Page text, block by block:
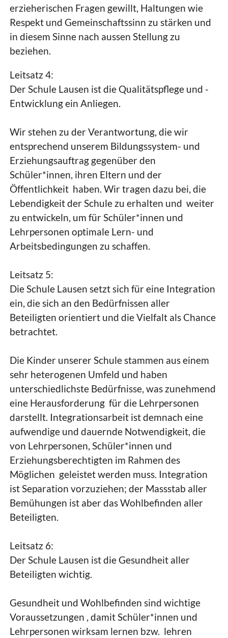
erzieherischen Fragen gewillt, Haltungen wie
Respekt und Gemeinschaftssinn zu stärken und
in diesem Sinne nach aussen Stellung zu
beziehen.
Leitsatz 4:
Der Schule Lausen ist die Qualitätspflege und -
Entwicklung ein Anliegen.
Wir stehen zu derVerantwortung, die wir
entsprechend unserem Bildungssystem- und
Erziehungsauftrag gegenüber den
Schüler*innen, ihren Eltern und der
Öffentlichkeit haben. Wir tragen dazu bei, die
Lebendigkeit der Schule zu erhalten und weiter
zu entwickeln, um für Schüler*innen und
Lehrpersonen optimale Lern- und
Arbeitsbedingungen zu schaffen.
Leitsatz 5:
Die Schule Lausen setzt sich für eine Integration
ein, die sich an den Bedürfnissen aller
Beteiligten orientiert und die Vielfalt als Chance
betrachtet.
Die Kinder unserer Schule stammen aus einem
sehr heterogenen Umfeld und haben
unterschiedlichste Bedürfnisse, was zunehmend
eine Herausforderung für die Lehrpersonen
darstellt. Integrationsarbeit ist demnach eine
aufwendige und dauernde Notwendigkeit, die
von Lehrpersonen, Schüler*innen und
Erziehungsberechtigten im Rahmen des
Möglichen geleistet werden muss. Integration
ist Separation vorzuziehen; der Massstab aller
Bemühungen ist aber das Wohlbefinden aller
Beteiligten.
Leitsatz 6:
Der Schule Lausen ist die Gesundheit aller
Beteiligten wichtig.
Gesundheit und Wohlbefinden sind wichtige
Voraussetzungen , damit Schüler*innen und
Lehrpersonen wirksam lernen bzw. lehren